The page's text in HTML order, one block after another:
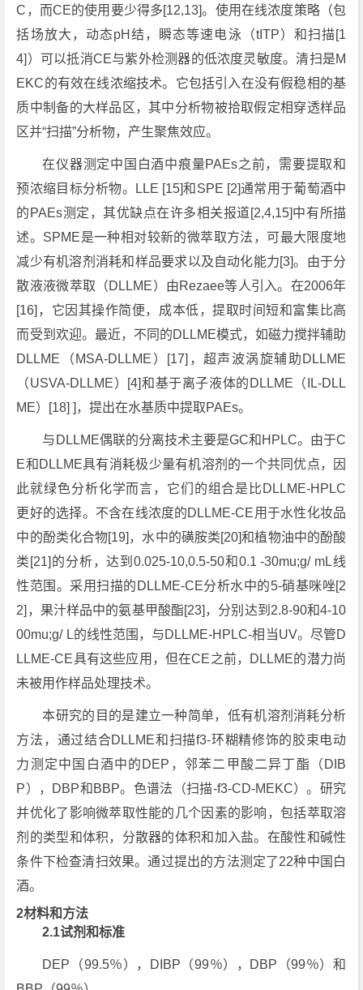
C，而CE的使用要少得多[12,13]。使用在线浓度策略（包
括场放大，动态pH结，瞬态等速电泳（tITP）和扫描[1
4]）可以抵消CE与紫外检测器的低浓度灵敏度。清扫是M
EKC的有效在线浓缩技术。它包括引入在没有假稳相的基
质中制备的大样品区，其中分析物被拾取假定相穿透样品
区并“扫描”分析物，产生聚焦效应。
在仪器测定中国白酒中痕量PAEs之前，需要提取和
预浓缩目标分析物。LLE [15]和SPE [2]通常用于葡萄酒中
的PAEs测定，其优缺点在许多相关报道[2,4,15]中有所描
述。SPME是一种相对较新的微萃取方法，可最大限度地
减少有机溶剂消耗和样品要求以及自动化能力[3]。由于分
散液液微萃取（DLLME）由Rezaee等人引入。在2006年
[16]，它因其操作简便，成本低，提取时间短和富集比高
而受到欢迎。最近，不同的DLLME模式，如磁力搅拌辅助
DLLME（MSA-DLLME）[17]，超声波涡旋辅助DLLME
（USVA-DLLME）[4]和基于离子液体的DLLME（IL-DLL
ME）[18] ]，提出在水基质中提取PAEs。
与DLLME偶联的分离技术主要是GC和HPLC。由于C
E和DLLME具有消耗极少量有机溶剂的一个共同优点，因
此就绿色分析化学而言，它们的组合是比DLLME-HPLC
更好的选择。不含在线浓度的DLLME-CE用于水性化妆品
中的酚类化合物[19]，水中的磺胺类[20]和植物油中的酚酸
类[21]的分析，达到0.025-10,0.5-50和0.1 -30mu;g/ mL线
性范围。采用扫描的DLLME-CE分析水中的5-硝基咪唑[2
2]，果汁样品中的氨基甲酸酯[23]，分别达到2.8-90和4-10
00mu;g/ L的线性范围，与DLLME-HPLC-相当UV。尽管D
LLME-CE具有这些应用，但在CE之前，DLLME的潜力尚
未被用作样品处理技术。
本研究的目的是建立一种简单，低有机溶剂消耗分析
方法，通过结合DLLME和扫描f3-环糊精修饰的胶束电动
力测定中国白酒中的DEP，邻苯二甲酸二异丁酯（DIB
P），DBP和BBP。色谱法（扫描-f3-CD-MEKC）。研究
并优化了影响微萃取性能的几个因素的影响，包括萃取溶
剂的类型和体积，分散器的体积和加入盐。在酸性和碱性
条件下检查清扫效果。通过提出的方法测定了22种中国白
酒。
2材料和方法
2.1试剂和标准
DEP（99.5％），DIBP（99％），DBP（99％）和